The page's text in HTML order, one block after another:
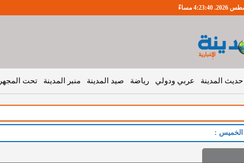
حديث المدينة عربي ودولي رياضة صيد المدينة منبر المدينة تحت المجهر
الخميس : طقس صيفي